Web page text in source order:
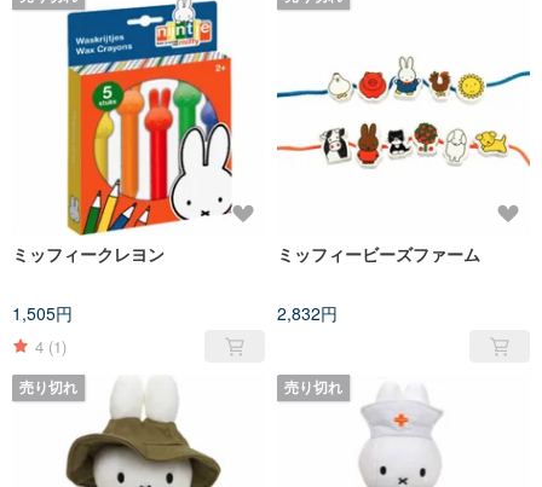
ミッフィークレヨン
1,505円
4 (1)
ミッフィービーズファーム
2,832円
売り切れ 売り切れ